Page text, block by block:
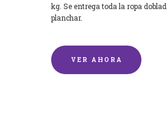
kg. Se entrega toda la ropa
planchar.
VER AHORA